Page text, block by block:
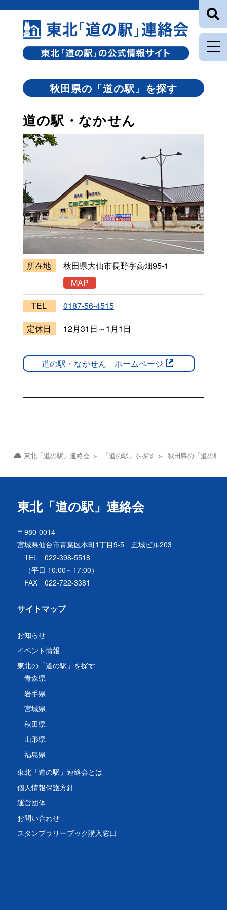
秋田県の「道の駅」を探す
道の駅・なかせん
所在地
秋田県大仙市長野字高畑95-1
MAP
TEL
0187-56-4515
定休日
12月31日～1月1日
道の駅・なかせん ホームページ
東北「道の駅」連絡会 「道の駅」を探す 秋田県の「道の駅」
東北「道の駅」連絡会
〒980-0014
宮城県仙台市青葉区本町1丁目9-5 五城ビル203
TEL 022-398-5518
（平日 10:00～17:00）
FAX 022-722-3381
サイトマップ
お知らせ
イベント情報
東北の「道の駅」を探す
青森県
岩手県
宮城県
秋田県
山形県
福島県
東北「道の駅」連絡会とは
個人情報保護方針
運営団体
お問い合わせ
スタンプラリーブック購入窓口